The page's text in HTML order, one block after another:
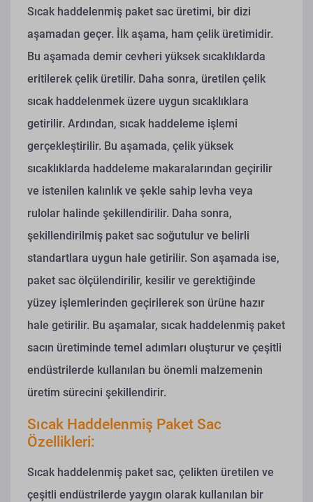
Sıcak haddelenmiş paket sac üretimi, bir dizi
aşamadan geçer. İlk aşama, ham çelik üretimidir.
Bu aşamada demir cevheri yüksek sıcaklıklarda
eritilerek çelik üretilir. Daha sonra, üretilen çelik
sıcak haddelenmek üzere uygun sıcaklıklara
getirilir. Ardından, sıcak haddeleme işlemi
gerçekleştirilir. Bu aşamada, çelik yüksek
sıcaklıklarda haddeleme makaralarından geçirilir
ve istenilen kalınlık ve şekle sahip levha veya
rulolar halinde şekillendirilir. Daha sonra,
şekillendirilmiş paket sac soğutulur ve belirli
standartlara uygun hale getirilir. Son aşamada ise,
paket sac ölçülendirilir, kesilir ve gerektiğinde
yüzey işlemlerinden geçirilerek son ürüne hazır
hale getirilir. Bu aşamalar, sıcak haddelenmiş paket
sacın üretiminde temel adımları oluşturur ve çeşitli
endüstrilerde kullanılan bu önemli malzemenin
üretim sürecini şekillendirir.
Sıcak Haddelenmiş Paket Sac
Özellikleri:
Sıcak haddelenmiş paket sac, çelikten üretilen ve
çeşitli endüstrilerde yaygın olarak kullanılan bir